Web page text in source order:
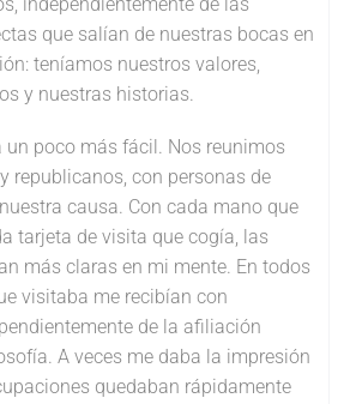
que salían de nuestras bocas en
teníamos nuestros valores,
y nuestras historias.
un poco más fácil. Nos reunimos
republicanos, con personas de
causa. Con cada mano que
tarjeta de visita que cogía, las
más claras en mi mente. En todos
visitaba me recibían con
de la afiliación
A veces me daba la impresión
quedaban rápidamente